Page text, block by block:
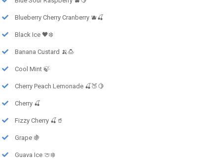
Blueberry Cherry Cranberry 🫐🍒
Black Ice 🖤❄️
Banana Custard 🍌🍮
Cool Mint 🍃
Cherry Peach Lemonade 🍒🍑🍋
Cherry 🍒
Fizzy Cherry 🍒🥤
Grape 🍇
Guava Ice 🍈❄️